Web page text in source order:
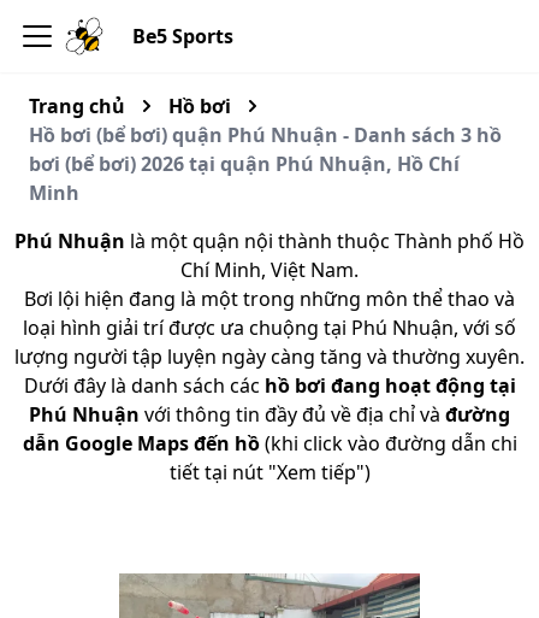
Be5 Sports
Trang chủ
Hồ bơi
Hồ bơi (bể bơi) quận Phú Nhuận - Danh sách 3 hồ
bơi (bể bơi) 2026 tại quận Phú Nhuận, Hồ Chí
Minh
Phú Nhuận là một quận nội thành thuộc Thành phố Hồ
Chí Minh, Việt Nam.
Bơi lội hiện đang là một trong những môn thể thao và
loại hình giải trí được ưa chuộng tại Phú Nhuận, với số
lượng người tập luyện ngày càng tăng và thường xuyên.
Dưới đây là danh sách các hồ bơi đang hoạt động tại
Phú Nhuận với thông tin đầy đủ về địa chỉ và đường
dẫn Google Maps đến hồ(khi click vào đường dẫn chi
tiết tại nút "Xem tiếp")